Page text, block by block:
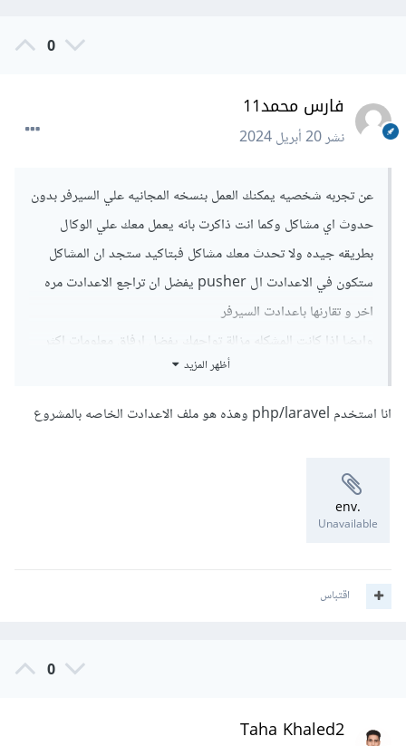
0
فارس محمد11
نشر20 أبريل 2024
عن تجربه شخصيه يمكنك العمل بنسخه المجانيه علي السيرفر بدون
حدوث اي مشاكل وكما انت ذاكرت بانه يعمل معك علي الوكال
بطريقه جيده ولا تحدث معك مشاكل فبتاكيد ستجد ان المشاكل
ستكون في الاعدادت ال pusher يفضل ان تراجع الاعدادت مره
اخر و تقارنها باعدادت السيرفر
وايضا اذا كانت المشكله مزالة تواجهك يفضل ارفاق معلومات اكثر
أظهر المزيد
انا استخدم php/laravel وهذه هو ملف الاعدادت الخاصه بالمشروع
Unavailable
اقتباس
0
Taha Khaled2